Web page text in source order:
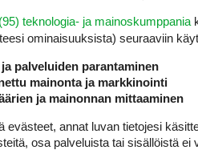
Harmi vaan että lähes
(95) teknologia- ja mainoskumppania
ominaisuuk­sista) seuraaviin
palveluiden parantaminen
mainonta ja markkinointi
ja mainonnan mittaaminen
evästeet, annat luvan tietojesi
osa palveluista tai sisällöistä ei